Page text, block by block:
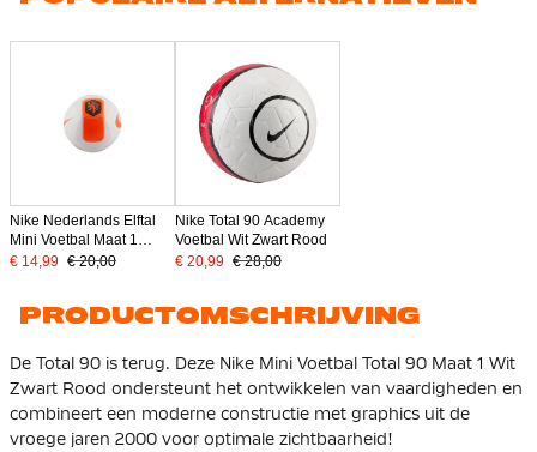
Nike Nederlands Elftal
Mini Voetbal Maat 1
2026-2028 Wit Oranje
€ 14,99 € 20,00
Nike Total 90 Academy
Voetbal Wit Zwart Rood
€ 20,99 € 28,00
PRODUCTOMSCHRIJVING
De Total 90 is terug. Deze Nike Mini Voetbal Total 90 Maat 1 Wit
Zwart Rood ondersteunt het ontwikkelen van vaardigheden en
combineert een moderne constructie met graphics uit de
vroege jaren 2000 voor optimale zichtbaarheid!